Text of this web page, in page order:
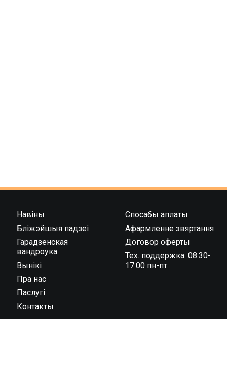
Навіны
Бліжэйшыя падзеі
Гарадзенская
вандроука
Вынікі
Пра нас
Паслугі
Контакты
Спосабы аплаты
Афармленне звяртання
Договор оферты
Тех. поддержка: 08:30-
17:00 пн-пт